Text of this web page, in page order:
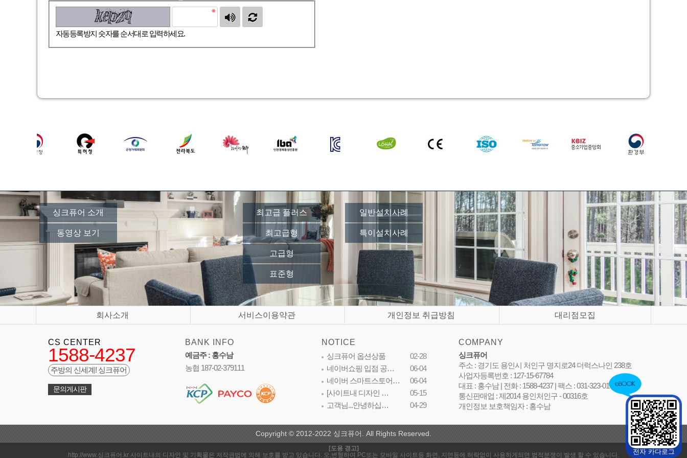
자동등록방지 숫자를 순서대로 입력하세요.
싱크퓨어 소개
동영상 보기
최고급 플러스
최고급형
고급형
표준형
일반설치사례
특이설치사례
회사소개 서비스이용약관 개인정보 취급방침 대리점모집
전자 카다로그
CS CENTER
1588-4237
주방의 신세계! 싱크퓨어
문의게시판
BANK INFO
예금주 : 홍수남
농협 187-02-379111
NOTICE
싱크퓨어 옵션상품
02-28
네이버쇼핑 입점 공…
06-04
네이버 스마트스토어…
06-04
[사이트내 디자인 …
05-15
고객님...안녕하십…
04-29
COMPANY
싱크퓨어
주소 : 경기도 용인시 처인구 명지로24 더럭스나인 238호
사업자등록번호 : 127-15-67784
대표 : 홍수남 | 전화 : 1588-4237 | 팩스 : 031-323-0105
통신판매업 : 제2014 용인처인구 - 00316호
개인정보 보호책임자 : 홍수남
Copyright © 2012-2022 싱크퓨어. All Rights Reserved.
[도용 경고]
http://www.싱크퓨어.kr 사이트내의 디자인 및 기획물은 저작권법에 의해 보호를 받고 있습니다. 오,변형하여 PC또는 모바일 사이트등 화면, 지면등에 허락없이 사용하게되면 법적분쟁이 발생 할 수 있습니다.